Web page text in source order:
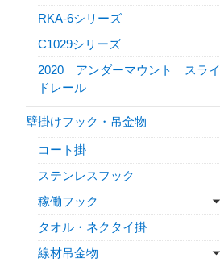
RKA-6シリーズ
C1029シリーズ
2020 アンダーマウント スライ
ドレール
壁掛けフック・吊金物
コート掛
ステンレスフック
稼働フック
タオル・ネクタイ掛
線材吊金物